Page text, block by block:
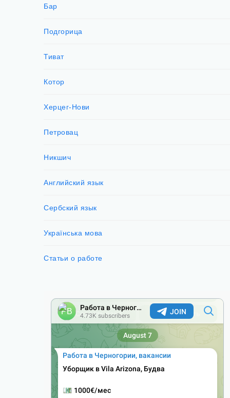
Бар
Подгорица
Тиват
Котор
Херцег-Нови
Петровац
Никшич
Английский язык
Сербский язык
Українська мова
Статьи о работе